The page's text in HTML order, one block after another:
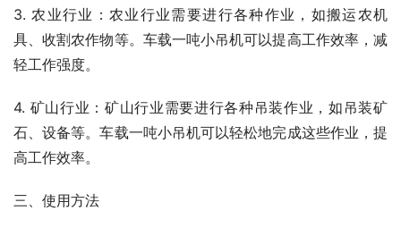
3. 农业行业：农业行业需要进行各种作业，如搬运农机
具、收割农作物等。车载一吨小吊机可以提高工作效率，减
轻工作强度。
4. 矿山行业：矿山行业需要进行各种吊装作业，如吊装矿
石、设备等。车载一吨小吊机可以轻松地完成这些作业，提
高工作效率。
三、使用方法